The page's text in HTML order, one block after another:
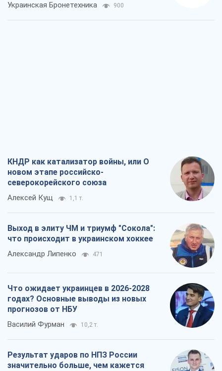
Украинская Бронетехника 900
КНДР как катализатор войны, или О
новом этапе российско-
северокорейского союза
Алексей Кущ 1,1 т.
Выход в элиту ЧМ и триумф "Сокола":
что происходит в украинском хоккее
Александр Липенко 471
Что ожидает украинцев в 2026-2028
годах? Основные выводы из новых
прогнозов от НБУ
Василий Фурман 10,2 т.
Результат ударов по НПЗ России
значительно больше, чем кажется